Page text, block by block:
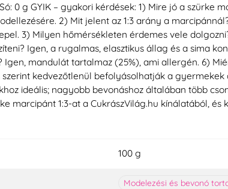
0 g GYIK – gyakori kérdések: 1) Mire jó a szürke
2) Mit jelent az 1:3 arány a
3) Milyen hőmérsékleten érdemes vele
Igen, a rugalmas, elasztikus állag és a sima
mandulát tartalmaz (25%), ami allergén. 6)
szerint kedvezőtlenül befolyásolhatják a
ideális; nagyobb bevonáshoz általában több
marcipánt 1:3-at a CukrászVilág.hu kínálatából, és
100 g
Modelezési és bevonó